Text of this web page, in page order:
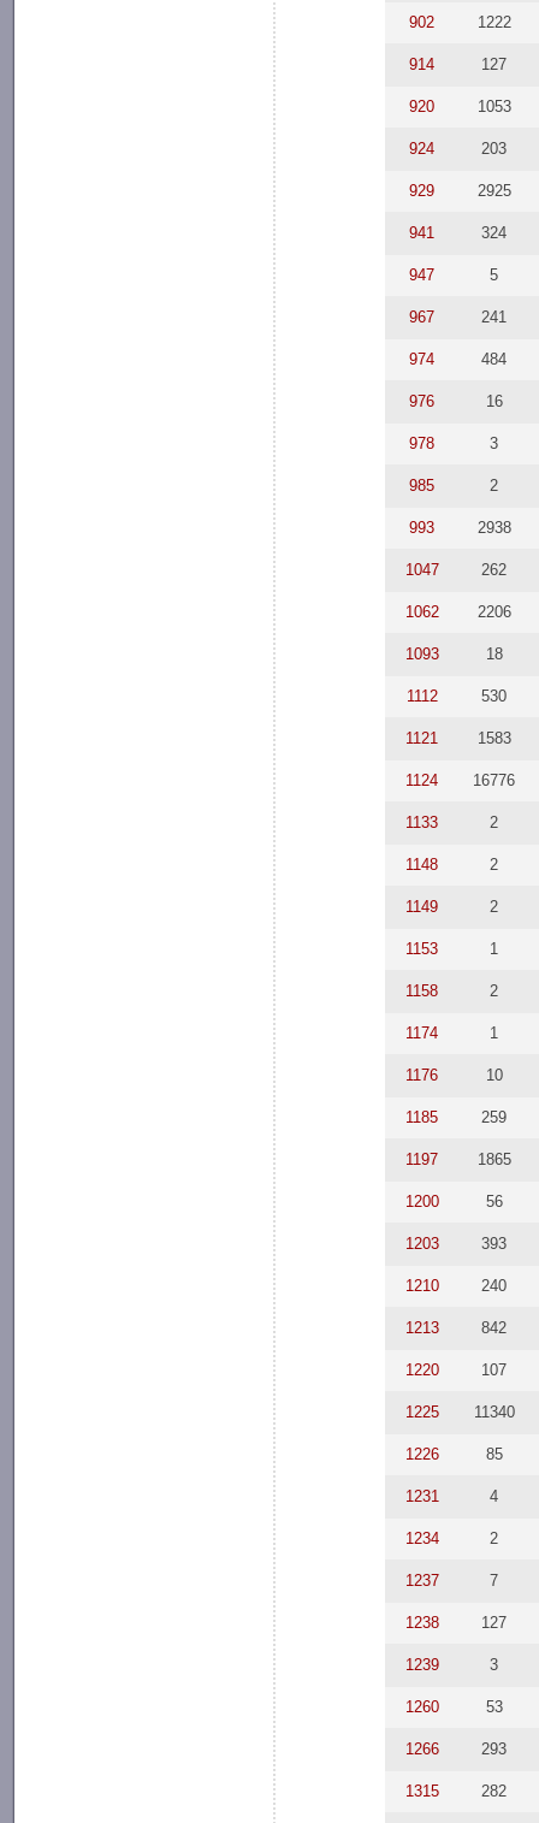
902 1222
914 127
920 1053
924 203
929 2925
941 324
947 5
967 241
974 484
976 16
978 3
985 2
993 2938
1047 262
1062 2206
1093 18
1112 530
1121 1583
1124 16776
1133 2
1148 2
1149 2
1153 1
1158 2
1174 1
1176 10
1185 259
1197 1865
1200 56
1203 393
1210 240
1213 842
1220 107
1225 11340
1226 85
1231 4
1234 2
1237 7
1238 127
1239 3
1260 53
1266 293
1315 282